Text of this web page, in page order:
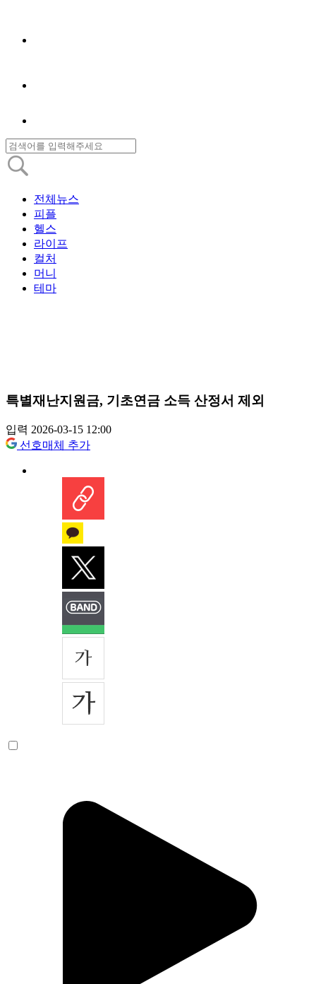
전체뉴스
피플
헬스
라이프
컬처
머니
테마
특별재난지원금, 기초연금 소득 산정서 제외
입력 2026-03-15 12:00
선호매체 추가